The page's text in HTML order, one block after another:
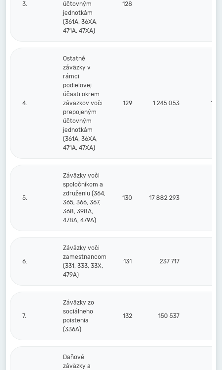
3.
účtovným
jednotkám
(361A, 36XA,
471A, 47XA)
128
4.
Ostatné
záväzky v
rámci
podielovej
účasti okrem
záväzkov voči
prepojeným
účtovným
jednotkám
(361A, 36XA,
471A, 47XA)
129 1 245 053 1
5.
Záväzky voči
spoločníkom a
združeniu (364,
365, 366, 367,
368, 398A,
478A, 479A)
130 17 882 293
6.
Záväzky voči
zamestnancom
(331, 333, 33X,
479A)
131 237 717
7.
Záväzky zo
sociálneho
poistenia
(336A)
132 150 537
Daňové
záväzky a